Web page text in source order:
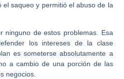
el saqueo y permitió el abuso de la
ninguno de estos problemas. Esa
los intereses de la clase
es someterse absolutamente a
a cambio de una porción de las
negocios.